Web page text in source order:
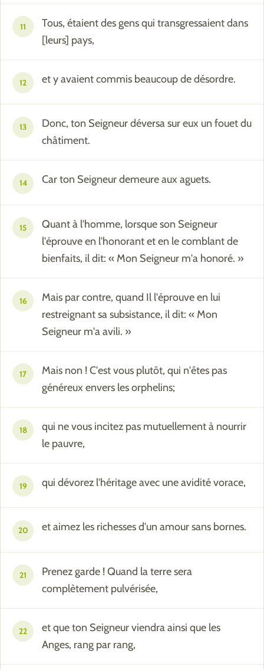
11
Tous, étaient des gens qui transgressaient dans
[leurs] pays,
12 et y avaient commis beaucoup de désordre.
13
Donc, ton Seigneur déversa sur eux un fouet du
châtiment.
14 Car ton Seigneur demeure aux aguets.
15
Quant à l'homme, lorsque son Seigneur
l'éprouve en l'honorant et en le comblant de
bienfaits, il dit: « Mon Seigneur m'a honoré. »
16
Mais par contre, quand Il l'éprouve en lui
restreignant sa subsistance, il dit: « Mon
Seigneur m'a avili. »
17
Mais non ! C'est vous plutôt, qui n'êtes pas
généreux envers les orphelins;
18
qui ne vous incitez pas mutuellement à nourrir
le pauvre,
19 qui dévorez l'héritage avec une avidité vorace,
20 et aimez les richesses d'un amour sans bornes.
21
Prenez garde ! Quand la terre sera
complètement pulvérisée,
22
et que ton Seigneur viendra ainsi que les
Anges, rang par rang,